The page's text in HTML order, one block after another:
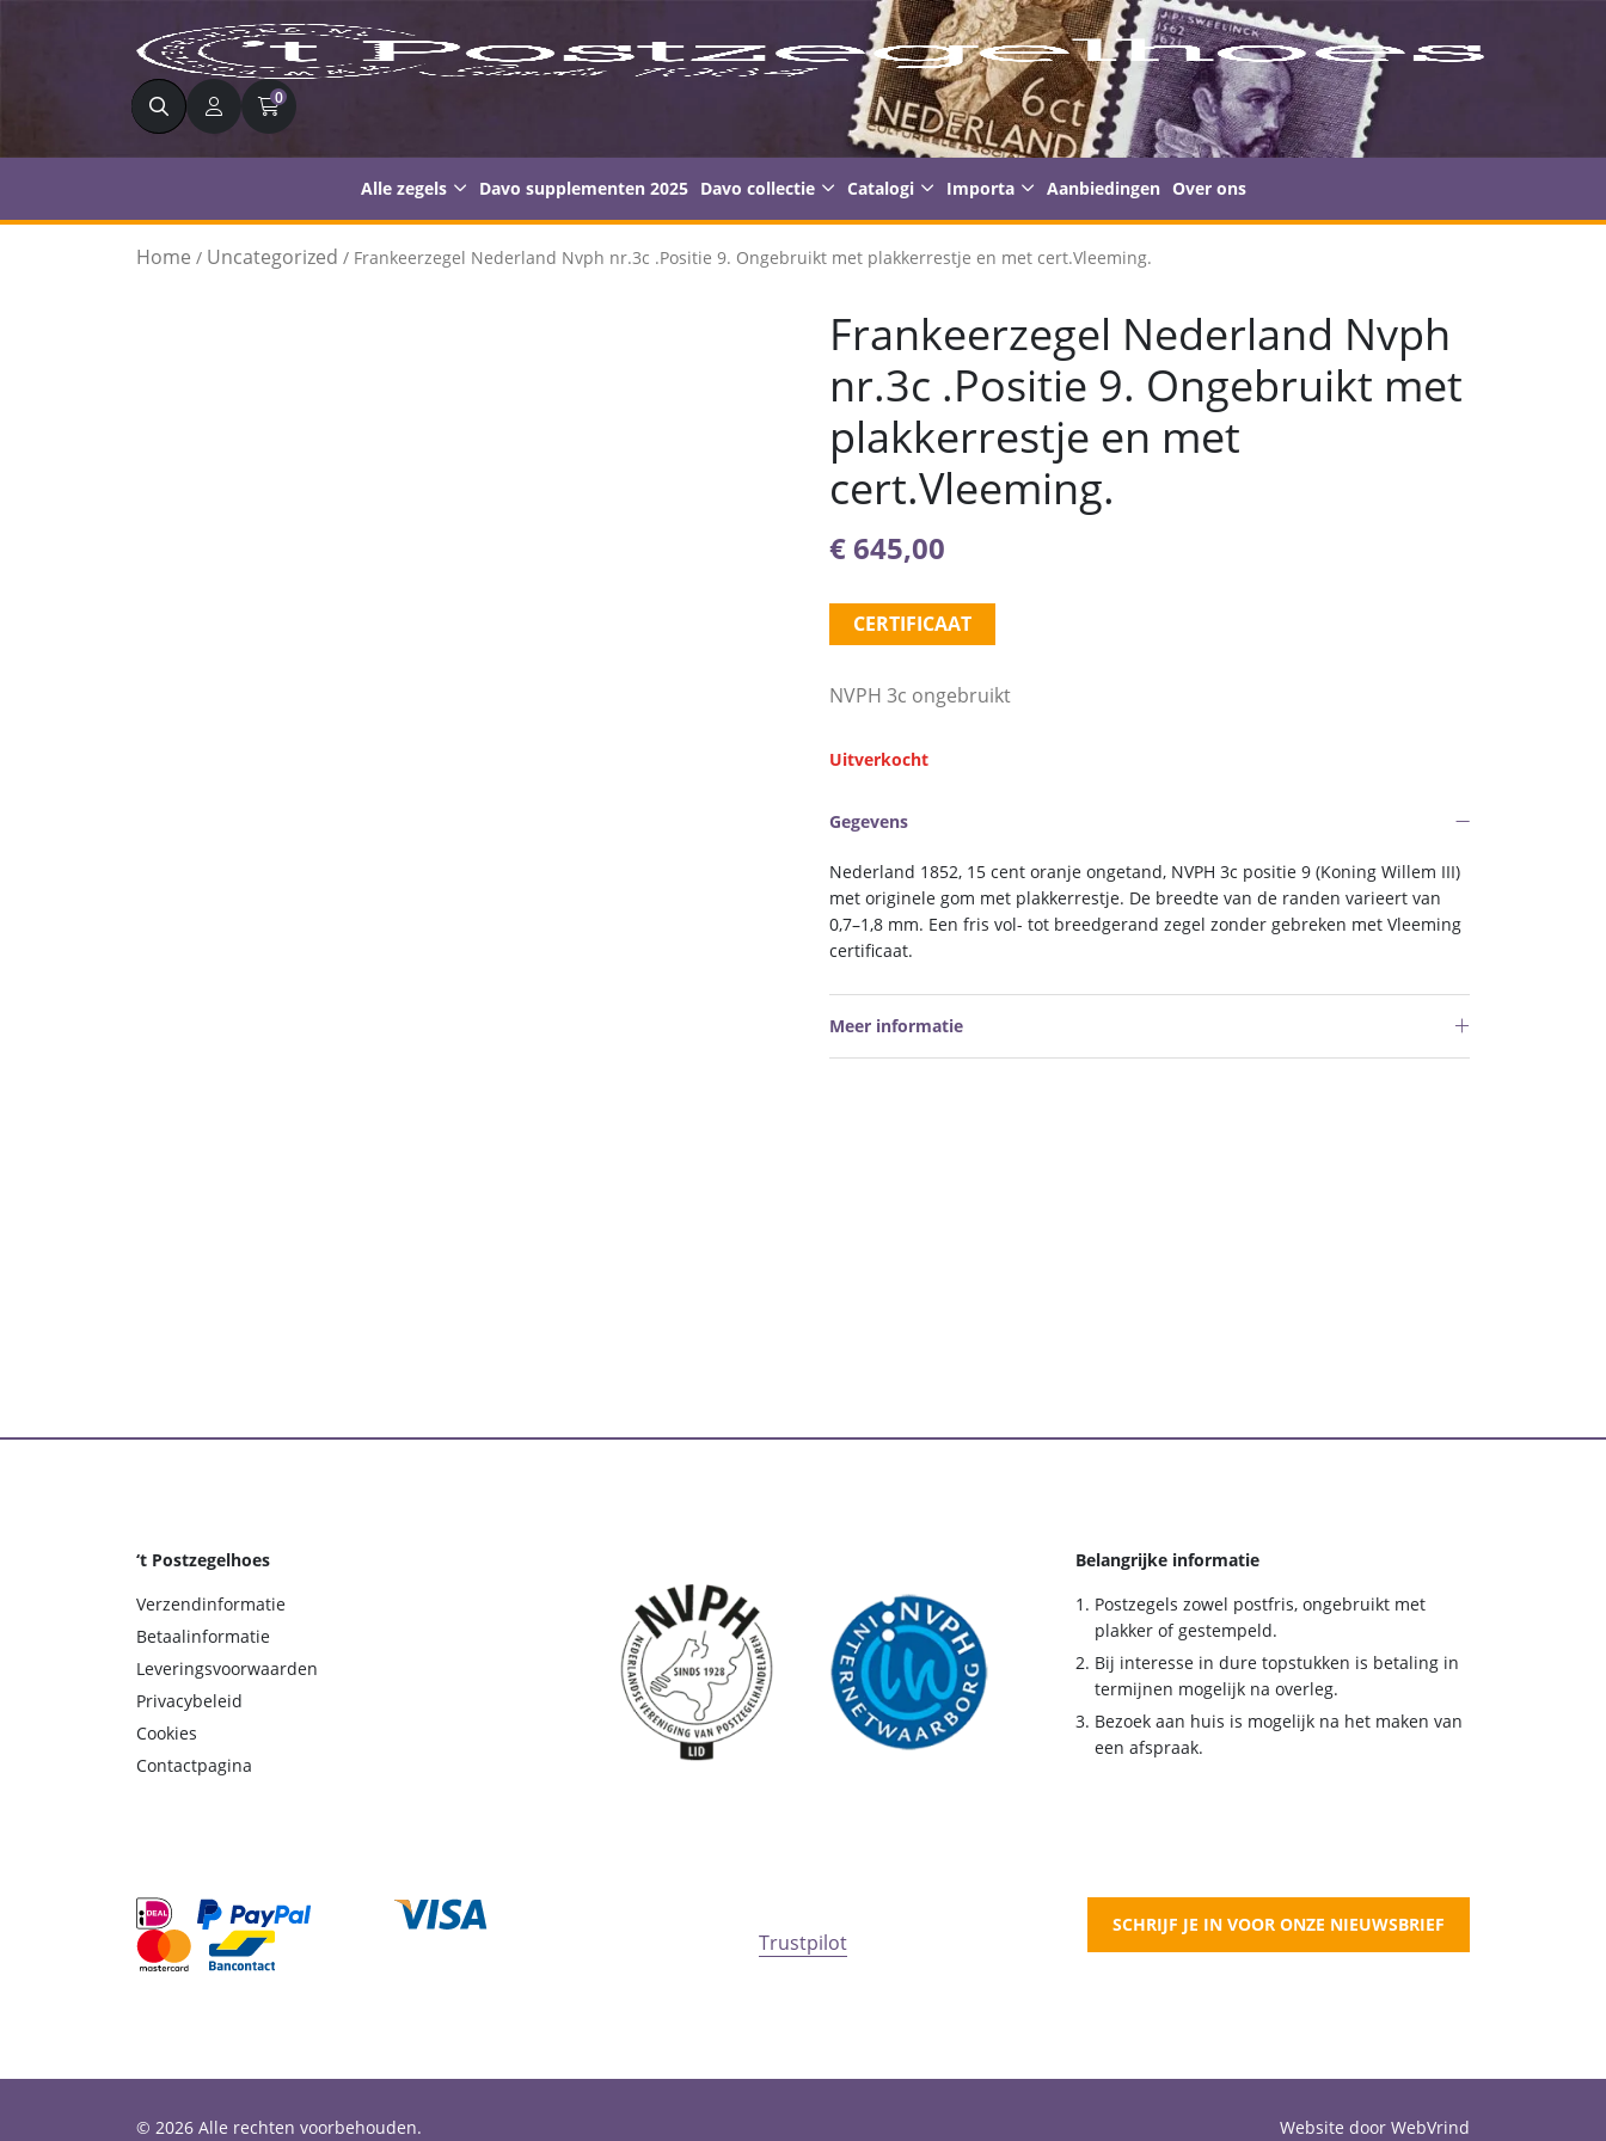
Zoeken 0
Alle zegels Davo supplementen 2025 Davo collectie Catalogi Importa Aanbiedingen Over ons
Home / Uncategorized / Frankeerzegel Nederland Nvph nr.3c .Positie 9. Ongebruikt met plakkerrestje en met cert.Vleeming.
Frankeerzegel Nederland Nvph
nr.3c .Positie 9. Ongebruikt met
plakkerrestje en met
cert.Vleeming.
€645,00
CERTIFICAAT
NVPH 3c ongebruikt
Uitverkocht
Gegevens
Nederland 1852, 15 cent oranje ongetand, NVPH 3c positie 9 (Koning Willem III)
met originele gom met plakkerrestje. De breedte van de randen varieert van
0,7–1,8 mm. Een fris vol- tot breedgerand zegel zonder gebreken met Vleeming
certificaat.
Meer informatie
‘t Postzegelhoes
Verzendinformatie
Betaalinformatie
Leveringsvoorwaarden
Privacybeleid
Cookies
Contactpagina
Belangrijke informatie
Postzegels zowel postfris, ongebruikt met
plakker of gestempeld.
Bij interesse in dure topstukken is betaling in
termijnen mogelijk na overleg.
Bezoek aan huis is mogelijk na het maken van
een afspraak.
Trustpilot
SCHRIJF JE IN VOOR ONZE NIEUWSBRIEF
© 2026 Alle rechten voorbehouden. Website door WebVrind